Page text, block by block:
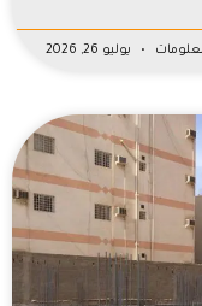
يوليو 26, 2026